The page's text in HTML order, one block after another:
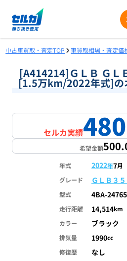
中古車買取・査定TOP 車買取相場・査定
[A414214]ＧＬＢ ＧＬ
[1.5万km/2022年式]の
セルカ実績
希望金額
年式 2022年7月
グレード
ＧＬＢ３
型式 4BA-
走行距離 14,514km
カラー
ブラック
排気量 1990cc
修復歴
なし